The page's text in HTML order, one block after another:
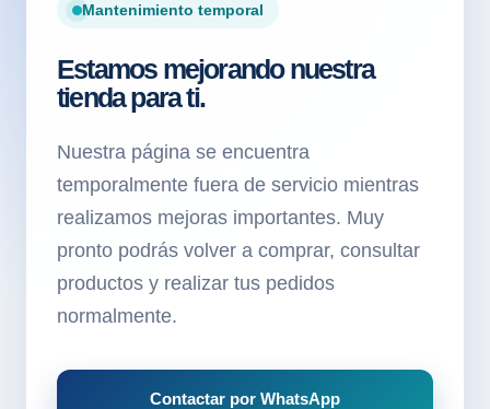
Mantenimiento temporal
Estamos mejorando nuestra
tienda para ti.
Nuestra página se encuentra
temporalmente fuera de servicio mientras
realizamos mejoras importantes. Muy
pronto podrás volver a comprar, consultar
productos y realizar tus pedidos
normalmente.
Contactar por WhatsApp